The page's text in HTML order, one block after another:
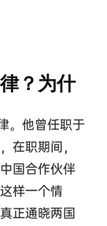
？为什
。他曾任职于
在职期间，
国合作伙伴
样一个情
正通晓两国